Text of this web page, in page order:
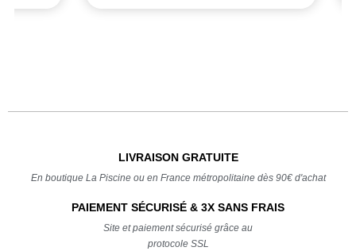
LIVRAISON GRATUITE
En boutique La Piscine ou en France métropolitaine dès 90€ d'achat
PAIEMENT SÉCURISÉ & 3X SANS FRAIS
Site et paiement sécurisé grâce au
protocole SSL